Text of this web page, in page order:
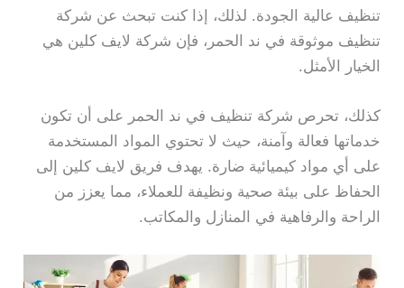
تنظيف عالية الجودة. لذلك، إذا كنت تبحث عن شركة
تنظيف موثوقة في ند الحمر، فإن شركة لايف كلين هي
الخيار الأمثل.
كذلك، تحرص شركة تنظيف في ند الحمر على أن تكون
خدماتها فعالة وآمنة، حيث لا تحتوي المواد المستخدمة
على أي مواد كيميائية ضارة. يهدف فريق لايف كلين إلى
الحفاظ على بيئة صحية ونظيفة للعملاء، مما يعزز من
الراحة والرفاهية في المنازل والمكاتب.